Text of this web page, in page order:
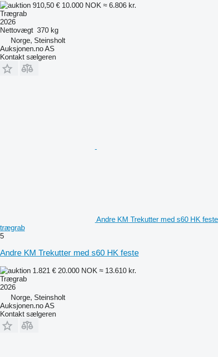
910,50 € 10.000 NOK ≈ 6.806 kr.
Trægrab
2026
Nettovægt 370 kg
Norge, Steinsholt
Auksjonen.no AS
Kontakt sælgeren
Andre KM Trekutter med s60 HK feste
trægrab
5
Andre KM Trekutter med s60 HK feste
1.821 € 20.000 NOK ≈ 13.610 kr.
Trægrab
2026
Norge, Steinsholt
Auksjonen.no AS
Kontakt sælgeren